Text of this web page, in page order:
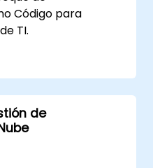
Código para
TI.
una sola
gestionar
fuente en un
versiones.
de